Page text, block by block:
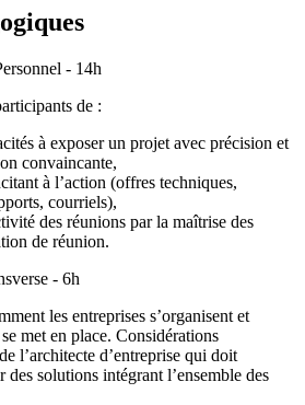
- 14h
de :
à exposer un projet avec précision et
convaincante,
à l’action (offres techniques,
courriels),
des réunions par la maîtrise des
de réunion.
- 6h
les entreprises s’organisent et
met en place. Considérations
l’architecte d’entreprise qui doit
solutions intégrant l’ensemble des